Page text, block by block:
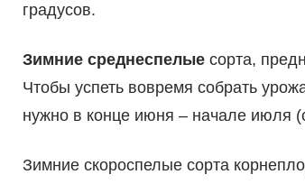
градусов.
Зимние среднеспелыесорта,
Чтобы успеть вовремя собрать
нужно в конце июня – начале июля
Зимние скороспелые сорта